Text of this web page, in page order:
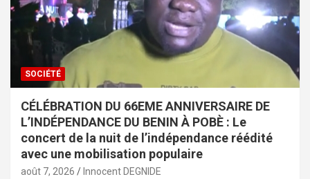
SOCIÉTÉ
CÉLÉBRATION DU 66EME ANNIVERSAIRE DE
L’INDÉPENDANCE DU BENIN À POBÈ : Le
concert de la nuit de l’indépendance réédité
avec une mobilisation populaire
août 7, 2026 Innocent DEGNIDE